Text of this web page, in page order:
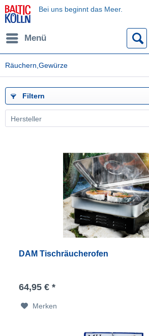
Bei uns beginnt das Meer.
Menü
Räuchern,Gewürze
Filtern
DAM Tischräucherofen
64,95 € *
Merken